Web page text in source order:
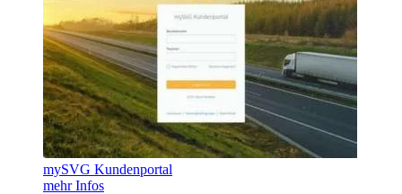
mySVG Kundenportal
mehr Infos